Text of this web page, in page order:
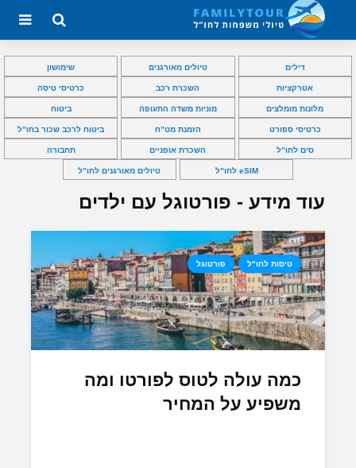
דילים טיולים מאורגנים שימושון
אטרקציות השכרת רכב כרטיסי טיסה
מלונות מומלצים מוניות משדה התעופה ביטוח
כרטיסי ספורט הזמנת מט”ח ביטוח לרכב שכור בחו”ל
סים לחו”ל השכרת אופניים תחבורה
eSIM לחו”ל טיולים מאורגנים לחו”ל
עוד מידע - פורטוגל עם ילדים
טיסות לחו"ל פורטוגל
כמה עולה לטוס לפורטו ומה
משפיע על המחיר